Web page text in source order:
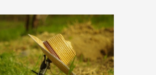
TE JÓ ISTEN! NEM FÁJ...
Egyszer csak azt vettem észre, hogy nem fáj!